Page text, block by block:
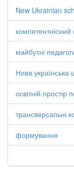
New Ukrainian
компетентнісний
майбутні
Нова українська
освітній простір
трансверсальні
формування